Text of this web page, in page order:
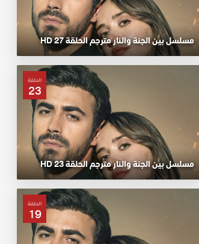
مسلسل بين الجنة والنار مترجم الحلقة 27 HD
الحلقة
23
مسلسل بين الجنة والنار مترجم الحلقة 23 HD
الحلقة
19